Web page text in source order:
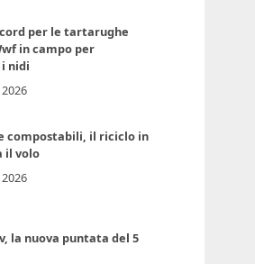
per le tartarughe
in campo per
nidi
compostabili, il riciclo in
il volo
la nuova puntata del 5